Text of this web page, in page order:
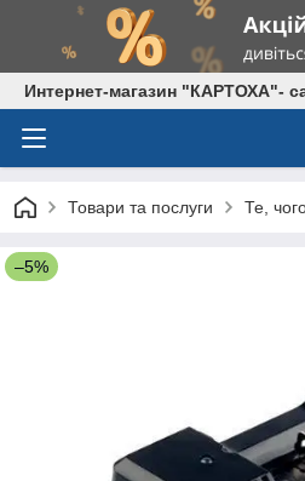
Интернет-магазин "КАРТОХА"-
Товари та послуги Те,
–5%